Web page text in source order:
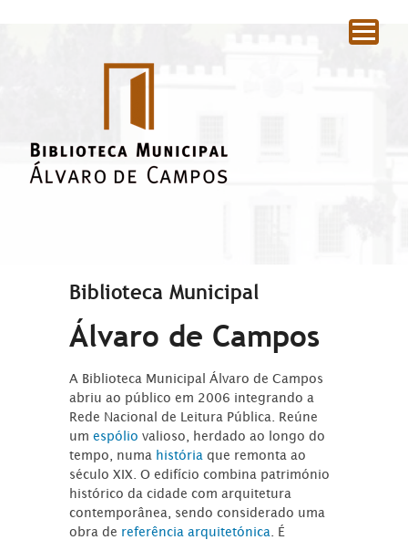
Biblioteca Municipal
Álvaro de Campos
A Biblioteca Municipal Álvaro de Campos
abriu ao público em 2006 integrando a
Rede Nacional de Leitura Pública. Reúne
umespóliovalioso, herdado ao longo do
tempo, numa história que remonta ao
século XIX. O edifício combina património
histórico da cidade com arquitetura
contemporânea, sendo considerado uma
obra de referência arquitetónica . É